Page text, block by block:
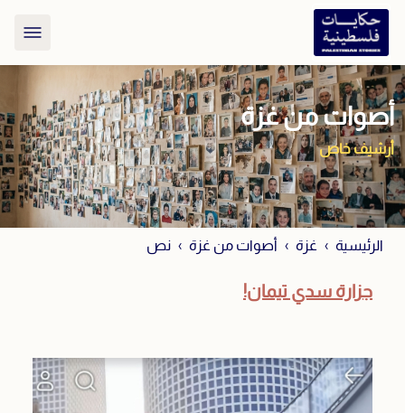
أصوات من غزة
أرشيف خاص
الرئيسية غزة أصوات من غزة نص
جزارة سدي تيمان!